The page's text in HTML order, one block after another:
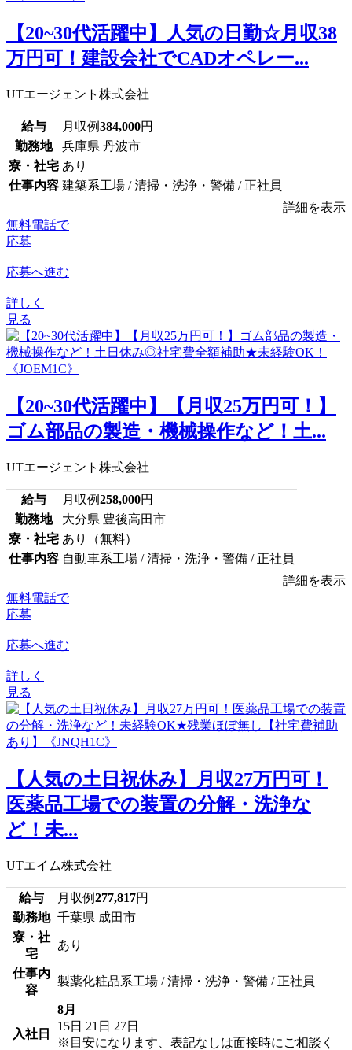
【20~30代活躍中】人気の日勤☆月収38
万円可！建設会社でCADオペレー...
UTエージェント株式会社
給与 月収例384,000円
勤務地
兵庫県 丹波市
寮・社宅 あり
仕事内容 建築系工場 / 清掃・洗浄・警備 / 正社員
詳細を表示
無料電話で
応募
応募へ進む
詳しく
見る
【20~30代活躍中】【月収25万円可！】
ゴム部品の製造・機械操作など！土...
UTエージェント株式会社
給与 月収例258,000円
勤務地
大分県 豊後高田市
寮・社宅 あり（無料）
仕事内容 自動車系工場 / 清掃・洗浄・警備 / 正社員
詳細を表示
無料電話で
応募
応募へ進む
詳しく
見る
【人気の土日祝休み】月収27万円可！
医薬品工場での装置の分解・洗浄な
ど！未...
UTエイム株式会社
給与 月収例277,817円
勤務地 千葉県 成田市
寮・社
宅
あり
仕事内
容
製薬化粧品系工場 / 清掃・洗浄・警備 / 正社員
入社日
8月
15日 21日 27日
※目安になります、表記なしは面接時にご相談く